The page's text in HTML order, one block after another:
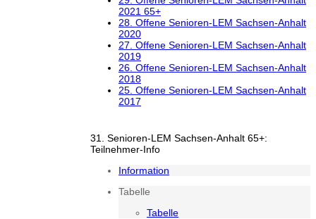
2021 65+
28. Offene Senioren-LEM Sachsen-Anhalt
2020
27. Offene Senioren-LEM Sachsen-Anhalt
2019
26. Offene Senioren-LEM Sachsen-Anhalt
2018
25. Offene Senioren-LEM Sachsen-Anhalt
2017
31. Senioren-LEM Sachsen-Anhalt 65+:
Teilnehmer-Info
Information
Tabelle
Tabelle